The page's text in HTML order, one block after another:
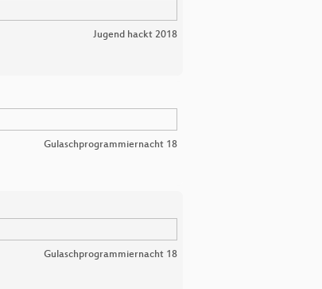
Jugend hackt 2018
Gulaschprogrammiernacht 18
Gulaschprogrammiernacht 18